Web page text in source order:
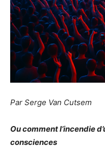
Par Serge Van Cutsem
Ou comment l’incendie
consciences